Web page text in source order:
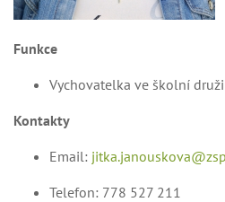
Funkce
Vychovatelka ve školní
Kontakty
Email:
Telefon: 778 527 211